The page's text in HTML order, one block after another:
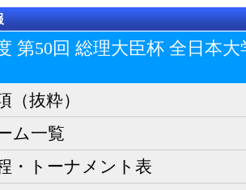
第50回 総理大臣杯 全日本
（抜粋）
ム一覧
・トーナメント表